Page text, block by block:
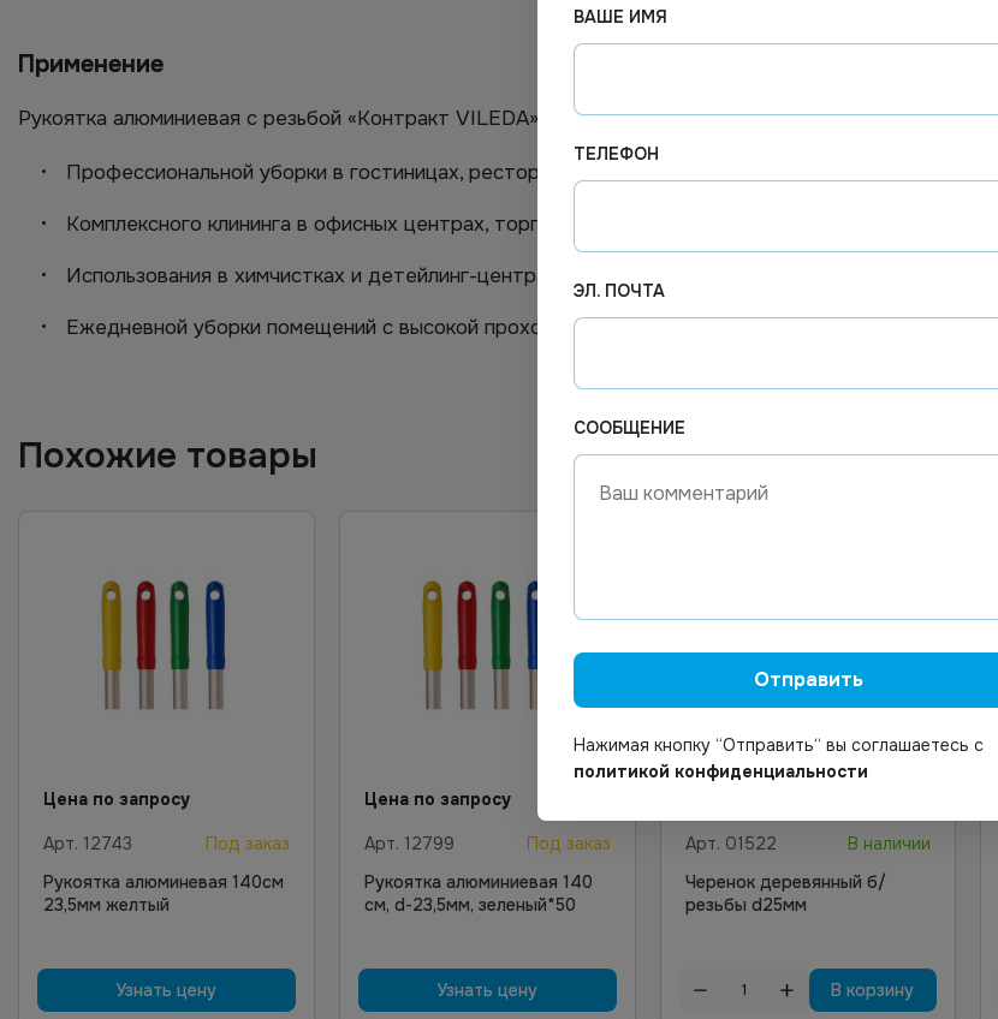
Применение
Рукоятка алюминиевая с резьбой «Контракт VILEDA», 138 см, идеально подходит для:
Профессиональной уборки в гостиницах, ресторанах и кафе (HoReCa).
Комплексного клининга в офисных центрах, торговых помещениях и на промышленных объектах.
Использования в химчистках и детейлинг-центрах для различных уборочных задач.
Ежедневной уборки помещений с высокой проходимостью.
Похожие товары
Цена по запросу
Арт. 12743
Под заказ
Рукоятка алюминевая 140см
23,5мм желтый
Узнать цену
Цена по запросу
Арт. 12799
Под заказ
Рукоятка алюминиевая 140
см, d-23,5мм, зеленый*50
Узнать цену
Арт. 01522
В наличии
Черенок деревянный б/
резьбы d25мм
В корзину
ВАШЕ ИМЯ
ТЕЛЕФОН
ЭЛ. ПОЧТА
СООБЩЕНИЕ
Отправить
Нажимая кнопку “Отправить“ вы соглашаетесь с
политикой конфиденциальности